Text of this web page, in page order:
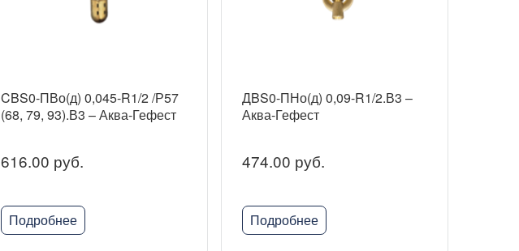
CBS0-ПВо(д) 0,045-R1/2 /Р57
(68, 79, 93).В3 – Аква-Гефест
616.00 руб.
Подробнее
ДBS0-ПНо(д) 0,09-R1/2.В3 –
Аква-Гефест
474.00 руб.
Подробнее